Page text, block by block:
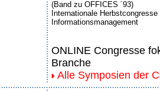
(Band zu OFFICES ´93)
Internationale
Informationsmanagement
ONLINE Congresse
Branche
Alle Symposien der